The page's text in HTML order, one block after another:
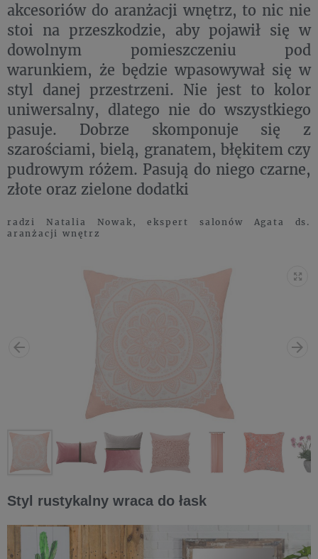
akcesoriów do aranżacji wnętrz, to nic nie
stoi na przeszkodzie, aby pojawił się w
dowolnym pomieszczeniu pod
warunkiem, że będzie wpasowywał się w
styl danej przestrzeni. Nie jest to kolor
uniwersalny, dlatego nie do wszystkiego
pasuje. Dobrze skomponuje się z
szarościami, bielą, granatem, błękitem czy
pudrowym różem. Pasują do niego czarne,
złote oraz zielone dodatki
radzi Natalia Nowak, ekspert salonów Agata ds.
aranżacji wnętrz
Styl rustykalny wraca do łask